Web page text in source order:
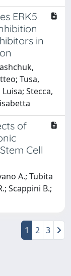
ERK5
in
Tusa,
Stecca,
of
Cell
A.; Tubita
Scappini B.;
1 2 3